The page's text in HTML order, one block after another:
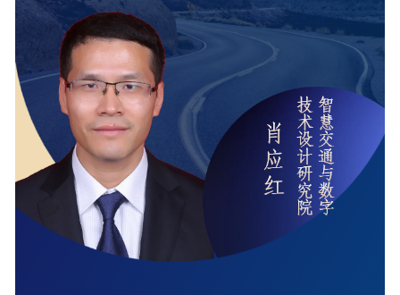
工程
国际
水运